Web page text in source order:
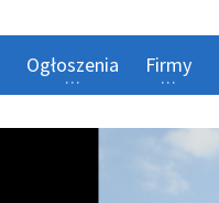
Ogłoszenia Firmy